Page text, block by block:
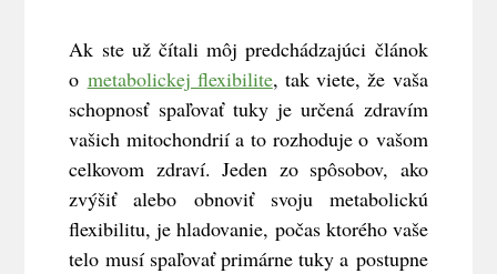
Ak ste už čítali môj predchádzajúci článok
o metabolickej flexibilite, tak viete, že vaša
schopnosť spaľovať tuky je určená zdravím
vašich mitochondrií a to rozhoduje o vašom
celkovom zdraví. Jeden zo spôsobov, ako
zvýšiť alebo obnoviť svoju metabolickú
flexibilitu, je hladovanie, počas ktorého vaše
telo musí spaľovať primárne tuky a postupne